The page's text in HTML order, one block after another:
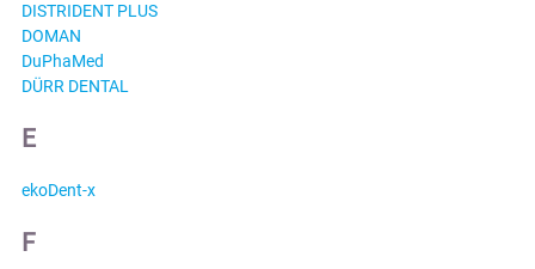
DISTRIDENT PLUS
DOMAN
DuPhaMed
DÜRR DENTAL
E
ekoDent-x
F